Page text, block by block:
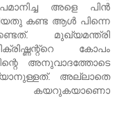
അളെ പിന്‍
കണ്ട ആള്‍ പിന്നെ
മുഖ്യമന്ത്രി
കോപം
അനുവാദത്തോടെ
അല്ലാതെ
കയറുകയാണൊ